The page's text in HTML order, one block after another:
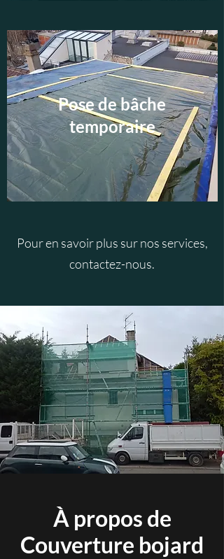
Pose de bâche
temporaire
Pour en savoir plus sur nos services,
contactez-nous.
À propos de
Couverture bojard